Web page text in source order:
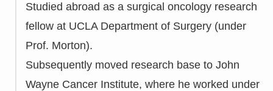
Studied abroad as a surgical oncology research
fellow at UCLA Department of Surgery (under
Prof. Morton).
Subsequently moved research base to John
Wayne Cancer Institute, where he worked under